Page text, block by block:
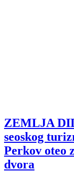
ZEMLJA
seoskog
Perkov oteo
dvora